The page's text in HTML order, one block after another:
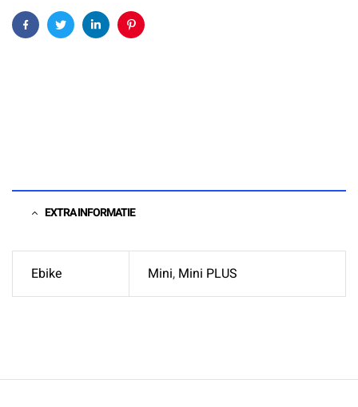
FacebookTwitterLinkedinPinterest
EXTRA INFORMATIE
Ebike Mini, Mini PLUS